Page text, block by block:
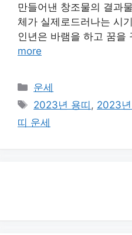
만들어낸 창조물의 결과
체가 실제로드러나는 시
인년은 바램을 하고 꿈을
more
카
테
리
운세
태
그
2023년 용띠 , 2023
띠 운세